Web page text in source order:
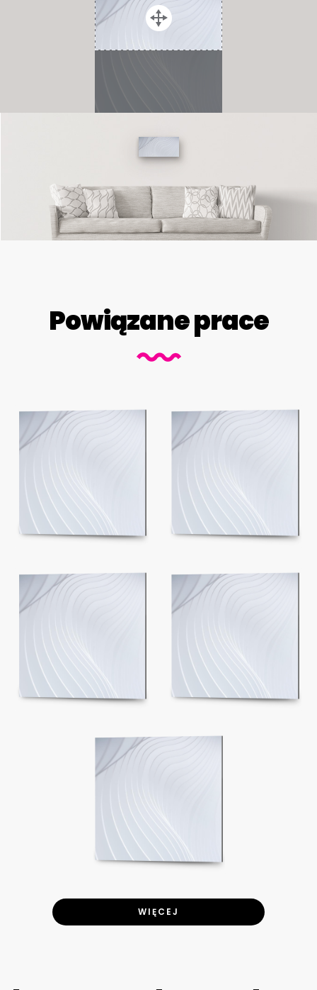
Powiązane prace
WIĘCEJ